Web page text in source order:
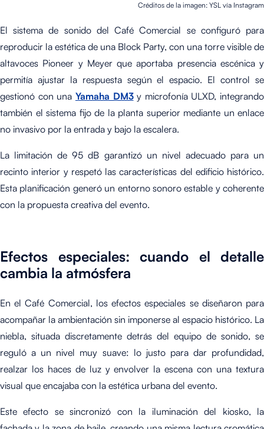
Créditos de la imagen: YSL vía Instagram
El sistema de sonido del Café Comercial se configuró para
reproducir la estética de una Block Party, con una torre visible de
altavoces Pioneer y Meyer que aportaba presencia escénica y
permitía ajustar la respuesta según el espacio. El control se
gestionó con una Yamaha DM3y microfonía ULXD, integrando
también el sistema fijo de la planta superior mediante un enlace
no invasivo por la entrada y bajo la escalera.
La limitación de 95 dB garantizó un nivel adecuado para un
recinto interior y respetó las características del edificio histórico.
Esta planificación generó un entorno sonoro estable y coherente
con la propuesta creativa del evento.
Efectos especiales: cuando el detalle
cambia la atmósfera
En el Café Comercial, los efectos especiales se diseñaron para
acompañar la ambientación sin imponerse al espacio histórico. La
niebla, situada discretamente detrás del equipo de sonido, se
reguló a un nivel muy suave: lo justo para dar profundidad,
realzar los haces de luz y envolver la escena con una textura
visual que encajaba con la estética urbana del evento.
Este efecto se sincronizó con la iluminación del kiosko, la